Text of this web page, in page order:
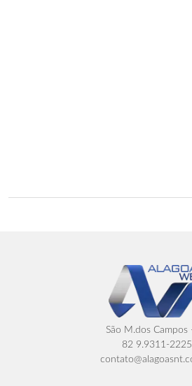
São M.dos Campos
82 9.9311-2225